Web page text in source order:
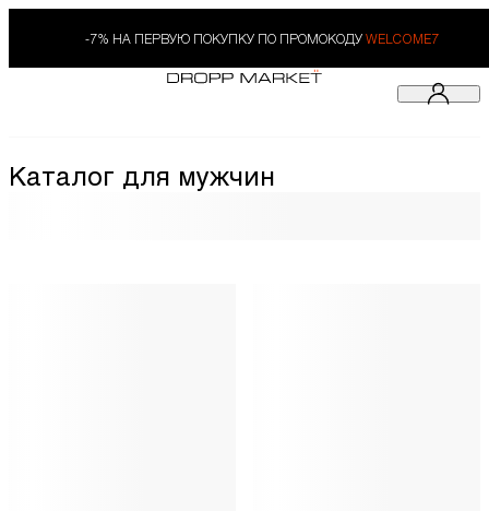
-7% НА ПЕРВУЮ ПОКУПКУ ПО ПРОМОКОДУ WELCOME7
Каталог для мужчин